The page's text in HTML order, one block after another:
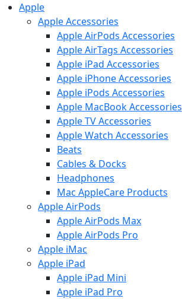
Apple
Apple Accessories
Apple AirPods Accessories
Apple AirTags Accessories
Apple iPad Accessories
Apple iPhone Accessories
Apple iPods Accessories
Apple MacBook Accessories
Apple TV Accessories
Apple Watch Accessories
Beats
Cables & Docks
Headphones
Mac AppleCare Products
Apple AirPods
Apple AirPods Max
Apple AirPods Pro
Apple iMac
Apple iPad
Apple iPad Mini
Apple iPad Pro